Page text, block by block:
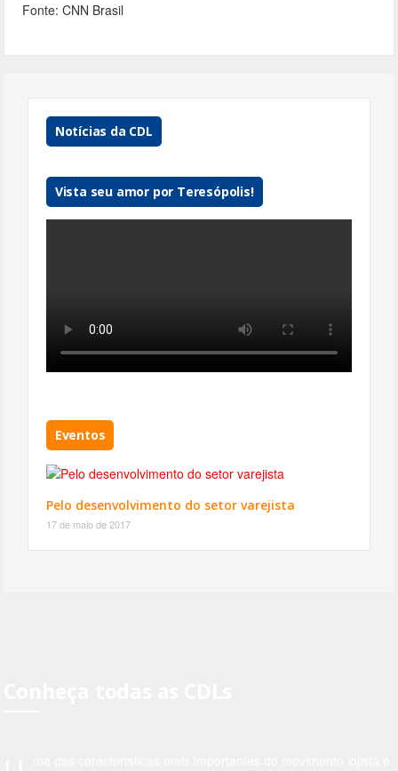
Fonte: CNN Brasil
Notícias da CDL
Vista seu amor por Teresópolis!
Eventos
Pelo desenvolvimento do setor varejista
17 de maio de 2017